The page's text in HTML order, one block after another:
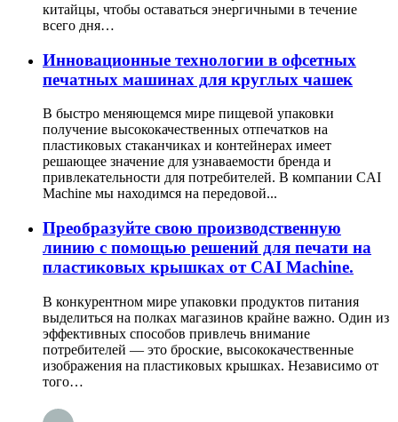
китайцы, чтобы оставаться энергичными в течение
всего дня…
Инновационные технологии в офсетных
печатных машинах для круглых чашек
В быстро меняющемся мире пищевой упаковки
получение высококачественных отпечатков на
пластиковых стаканчиках и контейнерах имеет
решающее значение для узнаваемости бренда и
привлекательности для потребителей. В компании CAI
Machine мы находимся на передовой...
Преобразуйте свою производственную
линию с помощью решений для печати на
пластиковых крышках от CAI Machine.
В конкурентном мире упаковки продуктов питания
выделиться на полках магазинов крайне важно. Один из
эффективных способов привлечь внимание
потребителей — это броские, высококачественные
изображения на пластиковых крышках. Независимо от
того…